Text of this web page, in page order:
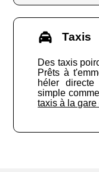
Taxis
Des taxis
Prêts à
héler
simple
taxis à la